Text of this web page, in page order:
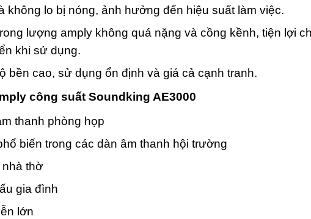
không lo bị nóng, ảnh hưởng đến hiệu suất làm việc.
lượng amply không quá nặng và cồng kềnh, tiện lợi
khi sử dụng.
bền cao, sử dụng ổn định và giá cả cạnh tranh.
công suất Soundking AE3000
thanh phòng họp
biến trong các dàn âm thanh hội trường
thờ
gia đình
lớn